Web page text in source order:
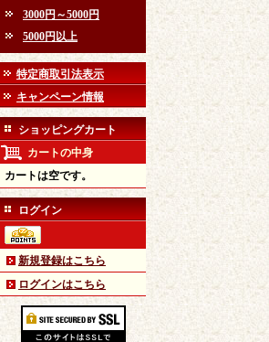
3000円～5000円
5000円以上
特定商取引法表示
キャンペーン情報
ショッピングカート
カートの中身
カートは空です。
ログイン
新規登録はこちら
ログインはこちら